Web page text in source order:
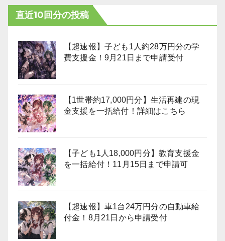
直近10回分の投稿
【超速報】子ども1人約28万円分の学
費支援金！9月21日まで申請受付
【1世帯約17,000円分】生活再建の現
金支援を一括給付！詳細はこちら
【子ども1人18,000円分】教育支援金
を一括給付！11月15日まで申請可
【超速報】車1台24万円分の自動車給
付金！8月21日から申請受付